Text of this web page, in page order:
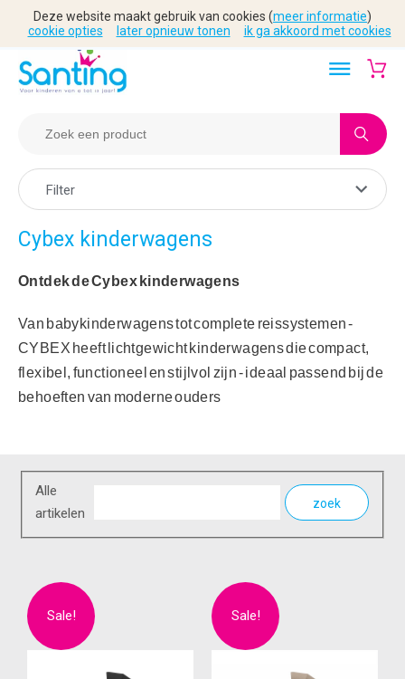
Filter
Cybex kinderwagens
Ontdek de Cybex kinderwagens
Van babykinderwagens tot complete reissystemen -
CYBEX heeft lichtgewicht kinderwagens die compact,
flexibel, functioneel en stijlvol zijn - ideaal passend bij de
behoeften van moderne ouders
Alle
artikelen
zoek
Deze website maakt gebruik van cookies (meer informatie)
cookie opties
later opnieuw tonen ik ga akkoord met cookies